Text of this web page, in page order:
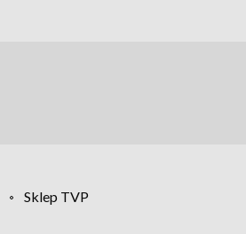
Sklep TVP